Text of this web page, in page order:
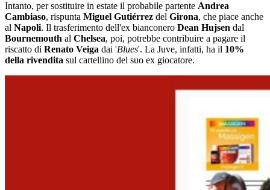
Intanto, per sostituire in estate il probabile partente Andrea
Cambiaso, rispunta Miguel Gutiérrez del Girona, che piace anche
al Napoli. Il trasferimento dell'ex bianconero Dean Hujsen dal
Bournemouth al Chelsea, poi, potrebbe contribuire a pagare il
riscatto di Renato Veiga dai 'Blues'. La Juve, infatti, ha il 10%
della rivendita sul cartellino del suo ex giocatore.